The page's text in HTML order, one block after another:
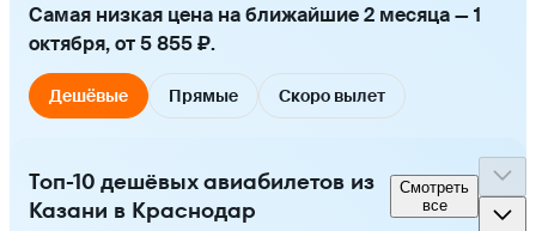
Самая низкая цена на ближайшие 2 месяца — 1
октября, от 5 855 ₽.
Дешёвые Прямые Скоро вылет
Топ-10 дешёвых авиабилетов из
Казани в Краснодар
Смотреть
все